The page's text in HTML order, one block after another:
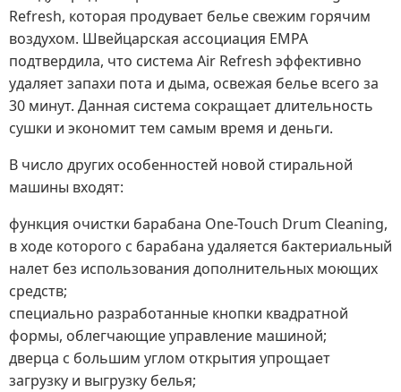
Refresh, которая продувает белье свежим горячим
воздухом. Швейцарская ассоциация EMPA
подтвердила, что система Air Refresh эффективно
удаляет запахи пота и дыма, освежая белье всего за
30 минут. Данная система сокращает длительность
сушки и экономит тем самым время и деньги.
В число других особенностей новой стиральной
машины входят:
функция очистки барабана One-Touch Drum Cleaning,
в ходе которого с барабана удаляется бактериальный
налет без использования дополнительных моющих
средств;
специально разработанные кнопки квадратной
формы, облегчающие управление машиной;
дверца с большим углом открытия упрощает
загрузку и выгрузку белья;